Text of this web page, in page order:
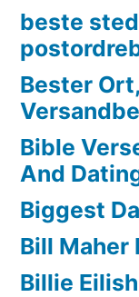
beste
Bester
Bible
And
Biggest
Bill Maher
Billie